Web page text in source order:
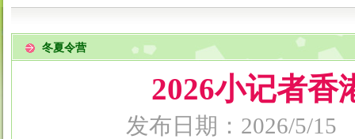
冬夏令营
2026小记者香
发布日期：2026/